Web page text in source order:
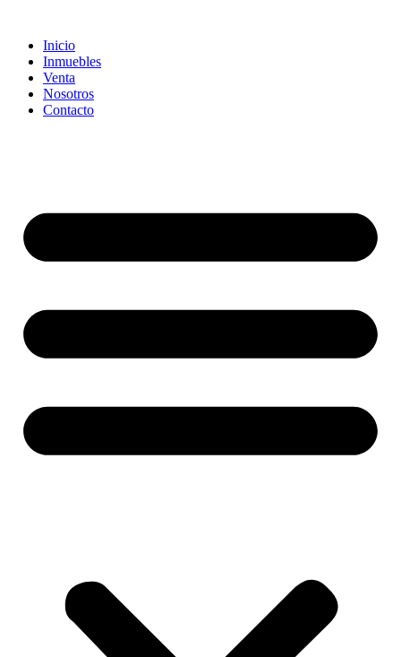
Inicio
Inmuebles
Venta
Nosotros
Contacto